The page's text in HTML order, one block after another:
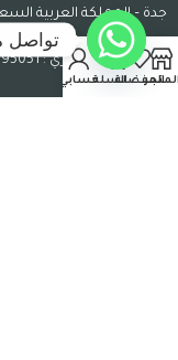
جدة – المملكة العربية
رقم السجل التجاري : 7004995051
المفضلةالسلةحسابي
تواصل